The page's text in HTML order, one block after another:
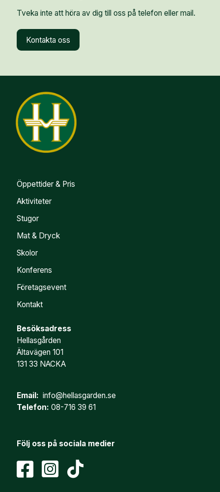
Tveka inte att höra av dig till oss på telefon eller mail.
Kontakta oss
Öppettider & Pris
Aktiviteter
Stugor
Mat & Dryck
Skolor
Konferens
Företagsevent
Kontakt
Besöksadress
Hellasgården
Ältavägen 101
131 33 NACKA
Email: info@hellasgarden.se
Telefon: 08-716 39 61
Följ oss på sociala medier